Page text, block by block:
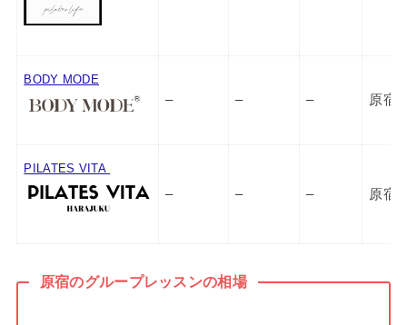
BODY MODE
– – – 原宿
PILATES VITA
– – – 原宿
原宿のグループレッスンの相場